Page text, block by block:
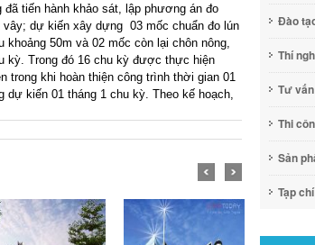
tiến hành khảo sát, lập phương án đo
dự kiến xây dựng 03 mốc chuẩn đo lún
50m và 02 mốc còn lại chôn nông,
kỳ. Trong đó 16 chu kỳ được thực hiện
khi hoàn thiện công trình thời gian 01
kiến 01 tháng 1 chu kỳ. Theo kế hoạch,
Đào
Thí
Tư vấn
Thi
Sản
Tạp chí